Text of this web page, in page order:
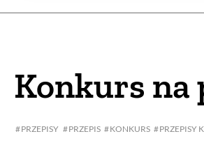
Konkurs na
PRZEPISY PRZEPIS KONKURS PRZEPISY